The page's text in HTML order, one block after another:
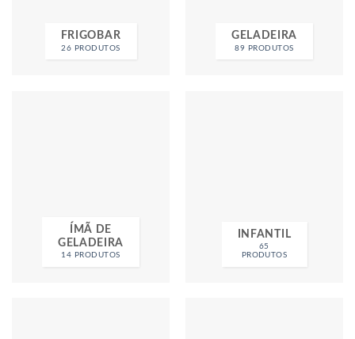
FRIGOBAR
26 PRODUTOS
GELADEIRA
89 PRODUTOS
ÍMÃ DE
GELADEIRA
14 PRODUTOS
INFANTIL
65
PRODUTOS